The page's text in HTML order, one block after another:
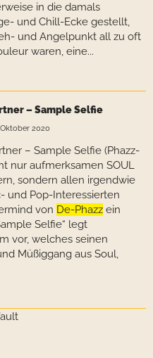
in die damals
und Chill-Ecke gestellt,
und Angelpunkt all zu oft
waren, eine...
– Sample Selfie
2020
– Sample Selfie (Phazz-
nur aufmerksamen SOUL
sondern allen irgendwie
und Pop-Interessierten
von De-Phazz ein
Selfie“ legt
vor, welches seinen
Müßiggang aus Soul,